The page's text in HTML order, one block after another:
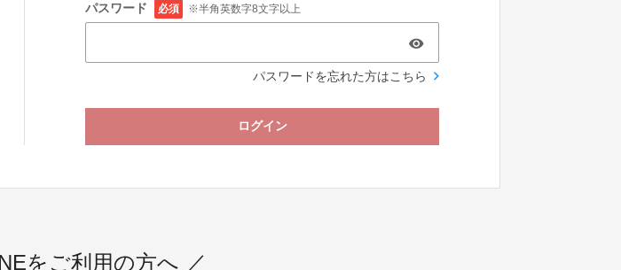
パスワード 必須 ※半角英数字8文字以上
パスワードを忘れた方はこちら
ログイン
をご利用の方へ ／